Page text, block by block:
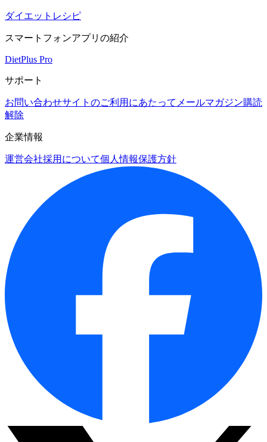
ダイエットレシピ
スマートフォンアプリの紹介
DietPlus Pro
サポート
お問い合わせサイトのご利用にあたって メールマガジン購読
解除
企業情報
運営会社採用について個人情報保護方針